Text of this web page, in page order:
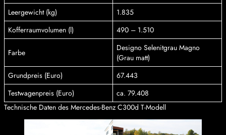
Leergewicht (kg)
1.835
Kofferraumvolumen (l)
490 – 1.510
Farbe
Designo Selenitgrau Magno
(Grau matt)
Grundpreis (Euro)
67.443
Testwagenpreis (Euro)
ca. 79.408
Technische Daten des Mercedes-Benz C300d T-Modell